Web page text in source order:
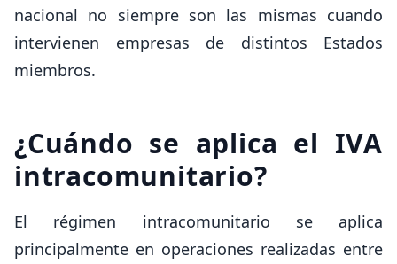
nacional no siempre son las mismas cuando
intervienen empresas de distintos Estados
miembros.
¿Cuándo se aplica el IVA
intracomunitario?
El régimen intracomunitario se aplica
principalmente en operaciones realizadas entre